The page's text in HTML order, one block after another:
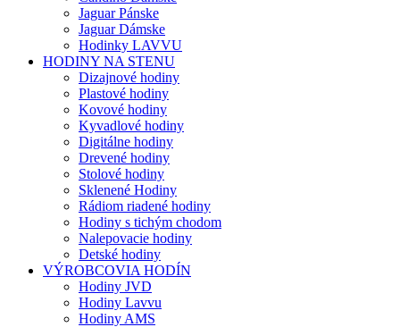
Jaguar Pánske
Jaguar Dámske
Hodinky LAVVU
HODINY NA STENU
Dizajnové hodiny
Plastové hodiny
Kovové hodiny
Kyvadlové hodiny
Digitálne hodiny
Drevené hodiny
Stolové hodiny
Sklenené Hodiny
Rádiom riadené hodiny
Hodiny s tichým chodom
Nalepovacie hodiny
Detské hodiny
VÝROBCOVIA HODÍN
Hodiny JVD
Hodiny Lavvu
Hodiny AMS